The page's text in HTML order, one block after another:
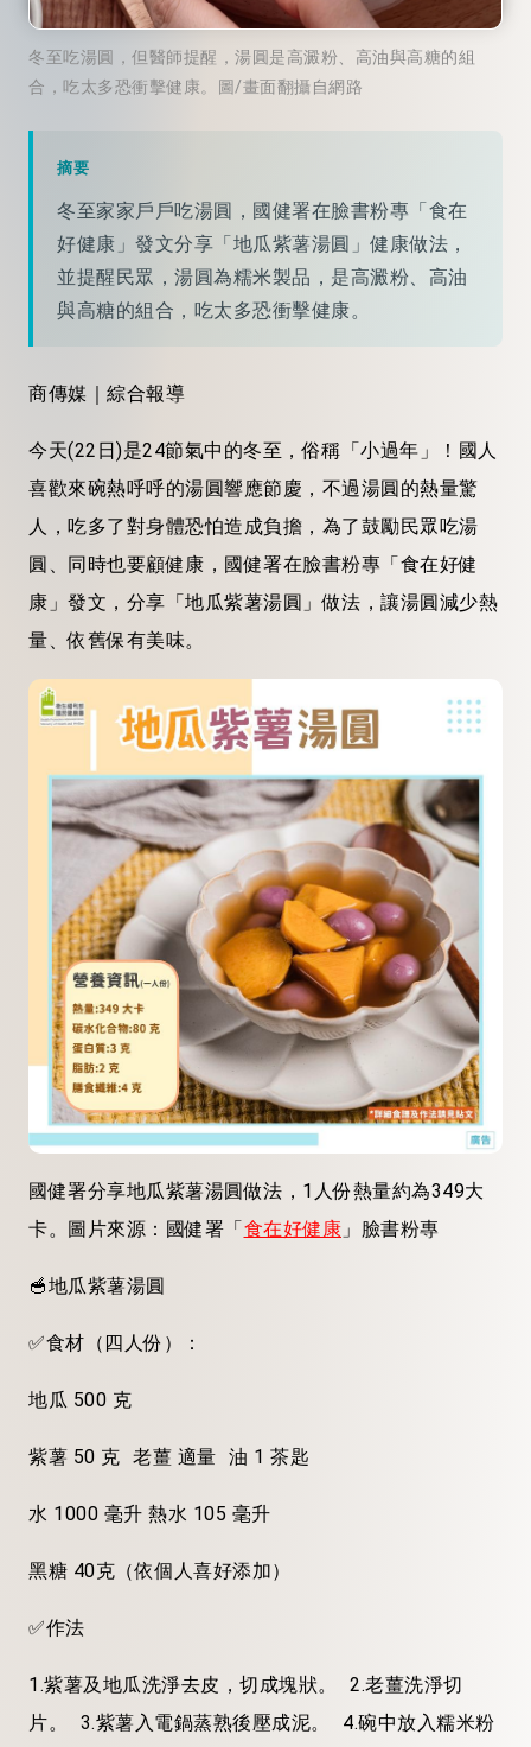
冬至吃湯圓，但醫師提醒，湯圓是高澱粉、高油與高糖的組
合，吃太多恐衝擊健康。圖/畫面翻攝自網路
摘要
冬至家家戶戶吃湯圓，國健署在臉書粉專「食在
好健康」發文分享「地瓜紫薯湯圓」健康做法，
並提醒民眾，湯圓為糯米製品，是高澱粉、高油
與高糖的組合，吃太多恐衝擊健康。
商傳媒｜綜合報導
今天(22日)是24節氣中的冬至，俗稱「小過年」！國人
喜歡來碗熱呼呼的湯圓響應節慶，不過湯圓的熱量驚
人，吃多了對身體恐怕造成負擔，為了鼓勵民眾吃湯
圓、同時也要顧健康，國健署在臉書粉專「食在好健
康」發文，分享「地瓜紫薯湯圓」做法，讓湯圓減少熱
量、依舊保有美味。
國健署分享地瓜紫薯湯圓做法，1人份熱量約為349大
卡。圖片來源：國健署「食在好健康 」臉書粉專
🥣地瓜紫薯湯圓
✅食材（四人份）：
地瓜 500 克
紫薯 50 克 老薑 適量 油 1 茶匙
水 1000 毫升 熱水 105 毫升
黑糖 40克（依個人喜好添加）
✅作法
1.紫薯及地瓜洗淨去皮，切成塊狀。 2.老薑洗淨切
片。 3.紫薯入電鍋蒸熟後壓成泥。 4.碗中放入糯米粉